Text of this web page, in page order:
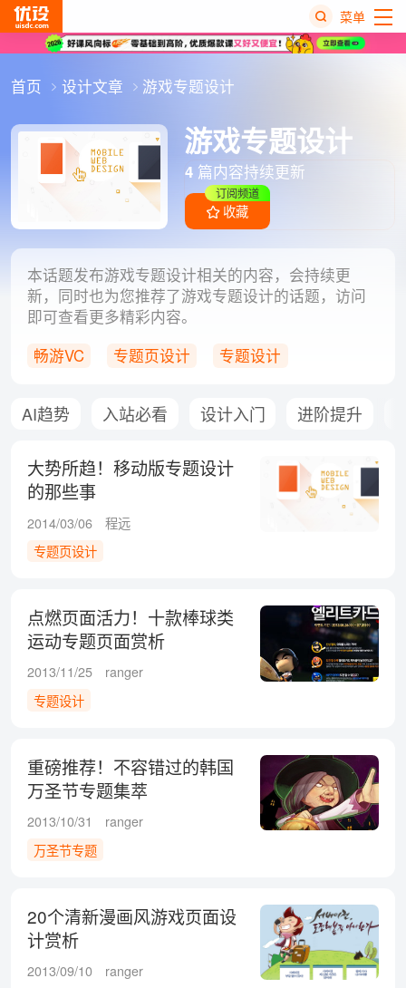
菜单
首页 设计文章 游戏专题设计
游戏专题设计
4 篇内容持续更新
收藏
订阅频道
本话题发布游戏专题设计相关的内容，会持续更
新，同时也为您推荐了游戏专题设计的话题，访问
即可查看更多精彩内容。
畅游VC
专题页设计
专题设计
AI趋势 入站必看 设计入门 进阶提升
大势所趋！移动版专题设计
的那些事
2014/03/06
程远
专题页设计
点燃页面活力！十款棒球类
运动专题页面赏析
2013/11/25
ranger
专题设计
重磅推荐！不容错过的韩国
万圣节专题集萃
2013/10/31
ranger
万圣节专题
20个清新漫画风游戏页面设
计赏析
2013/09/10
ranger